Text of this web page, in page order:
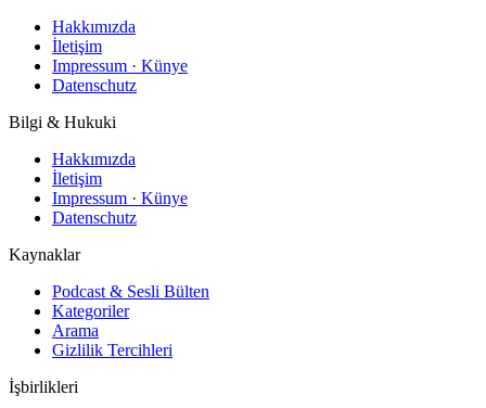
Hakkımızda
İletişim
Impressum · Künye
Datenschutz
Bilgi & Hukuki
Hakkımızda
İletişim
Impressum · Künye
Datenschutz
Kaynaklar
Podcast & Sesli Bülten
Kategoriler
Arama
Gizlilik Tercihleri
İşbirlikleri